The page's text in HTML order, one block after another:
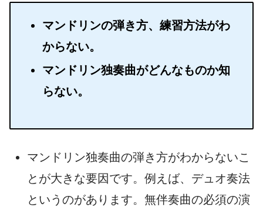
マンドリンの弾き方、練習方法がわ
からない。
マンドリン独奏曲がどんなものか知
らない。
マンドリン独奏曲の弾き方がわからないこ
とが大きな要因です。例えば、デュオ奏法
というのがあります。無伴奏曲の必須の演